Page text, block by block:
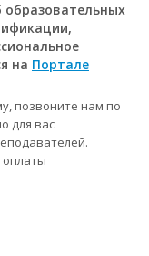
на Портале
позвоните нам по
для вас
оплаты